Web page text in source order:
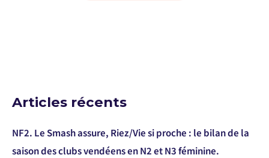
Articles récents
NF2. Le Smash assure, Riez/Vie si proche : le bilan de la
saison des clubs vendéens en N2 et N3 féminine.